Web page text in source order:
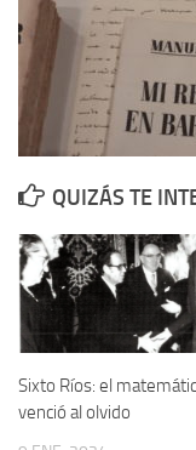
Investigación
1947).
Informe
Informe de la fosa
Personajes
Izquierda
Izquierda
Izquierda
Textos esenciales
QUIZÁS TE
Sixto Ríos: el
venció al olvido